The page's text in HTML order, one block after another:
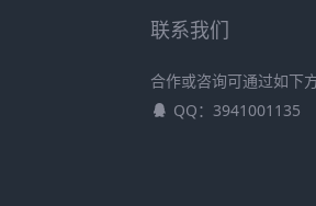
联系我们
合作或咨询可通过如下
QQ：3941001135